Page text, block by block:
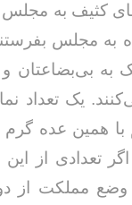
کثیف به مجلس
به مجلس
به بی‌بضاعتان
یک تعداد
با همین عده
تعدادی از این
مملکت از